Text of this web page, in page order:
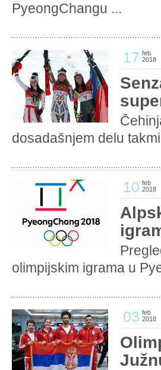
PyeongChangu ...
17 feb
2018
dosadašnjem delu
10 feb
2018
olimpijskim igrama u
03 feb
2018